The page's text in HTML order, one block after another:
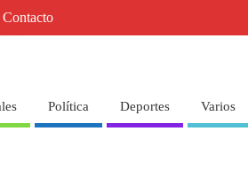
Contacto
Política Deportes Varios